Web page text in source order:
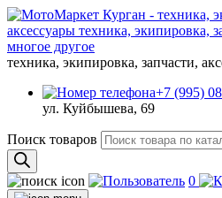
техника, экипировка, запчасти,
+7 (995)
ул. Куйбышева, 69
Поиск товаров
0